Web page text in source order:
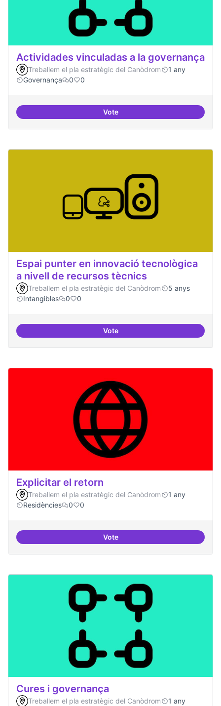
Actividades vinculadas a la governança
Treballem el pla estratègic del Canòdrom
1 any
Governança
0 0
VoteActividades vinculadas a la
Espai punter en innovació tecnològica
a nivell de recursos tècnics
Treballem el pla estratègic del Canòdrom
5 anys
Intangibles
0 0
VoteEspai punter en innovació
Explicitar el retorn
Treballem el pla estratègic del Canòdrom
1 any
Residències
0 0
VoteExplicitar el retorn
Cures i governança
Treballem el pla estratègic del Canòdrom
1 any